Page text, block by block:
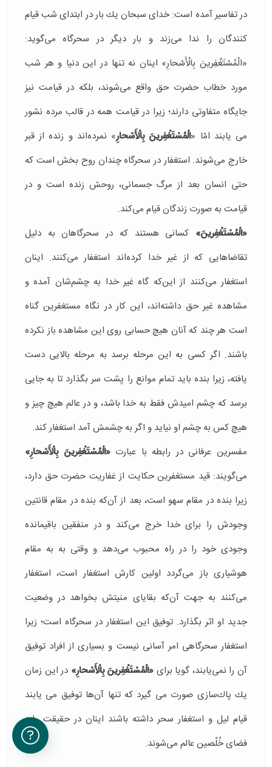
در تفاسیر آمده است: خدای سبحان یك بار در ابتدای شب قیام
كنندگان را ندا می‌زند و بار دیگر در سحرگاه می‌گوید:
«الْمُسْتَغْفِرینَ بِالْأَسْحارِ» اینان نه تنها در این دنیا و هر شب
مورد خطاب حضرت حق واقع می‌شوند، بلكه در قیامت نیز
جایگاه متفاوتی دارند؛ زیرا در قیامت همه در قالب مرده نشور
می یابند امّا «الْمُسْتَغْفِرینَ بِالْأَسْحارِ» نمرده‌اند و زنده از قبر
خارج می‌شوند. استغفار در سحرگاه چندان روح بخش است كه
حتی انسان بعد از مرگ جسمانی، روحش زنده است و در
قیامت به صورت زندگان قیام می‌كند.
«الْمُسْتَغْفِرینَ» كسانی هستند كه در سحرگاهان به دلیل
تقاضاهایی كه از غیر خدا كرده‌اند استغفار می‌كنند. اینان
استغفار می‌كنند از این‌كه گاه غیر خدا به چشم‌شان آمده و
مشاهده غیر حق داشته‌اند، این كار در نگاه مستغفرین گناه
است هر چند كه آنان هیچ حسابی روی این مشاهده باز نكرده
باشند. اگر كسی به این مرحله برسد به مرحله بالایی دست
یافته، زیرا بنده باید تمام موانع را پشت سر بگذارد تا به جایی
برسد كه چشم امیدش فقط به خدا باشد، و در عالم هیچ چیز و
هیچ كس به چشم او نیاید و اگر به چشمش آمد استغفار كند.
مفسرین عرفانی در رابطه با عبارت«الْمُسْتَغْفِرینَ بِالْأَسْحارِ»‌
می‌گویند: قید مستغفرین حكایت از غفاریت حضرت حق دارد،
زیرا بنده در مقام سهو است، بعد از آن‌كه بنده در مقام قانتین
وجودش را برای خدا خرج می‌كند و در منفقین باقیمانده
وجودی خود را در راه محبوب می‌دهد و وقتی به به مقام
هوشیاری باز می‌گردد اولین كارش استغفار است، استغفار
می‌كنند به جهت آن‌كه بقایای منیتش بخواهد در وضعیت
جدید او اثر بگذارد. توفیق این استغفار در سحرگاه است؛ زیرا
استغفار سحرگاهی امر آسانی نیست و بسیاری از افراد توفیق
آن را نمی‌یابند، گویا برای «الْمُسْتَغْفِرینَ بِالْأَسْحارِ» در این زمان
‌یك پاك‌سازی صورت می گیرد كه تنها آن‌ها توفیق می یابند
قیام لیل و استغفار سحر داشته باشند اینان در حقیقت وارد
فضای خُلّصین عالم می‌شوند.